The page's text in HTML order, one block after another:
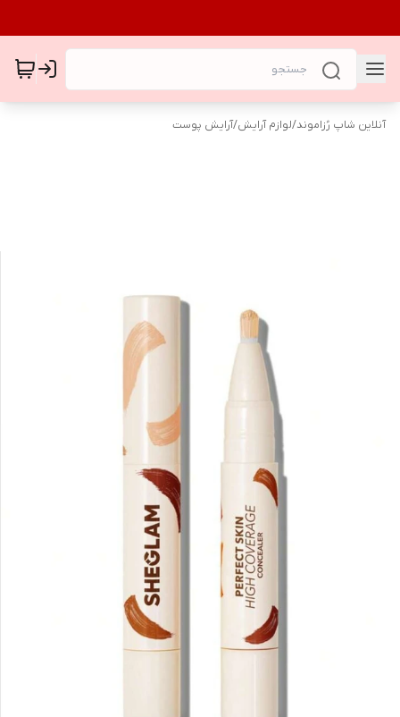
آنلاین شاپ رُزاموند/لوازم آرایش/آرایش پوست